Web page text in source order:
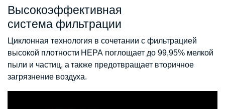
Высокоэффективная
система фильтрации
Циклонная технология в сочетании с фильтрацией
высокой плотности НЕРА поглощает до 99,95% мелкой
пыли и частиц, а также предотвращает вторичное
загрязнение воздуха.